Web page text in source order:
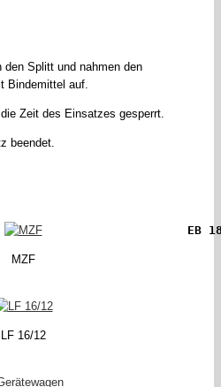
Splitt und nahmen den
Bindemittel auf.
Zeit des Einsatzes gesperrt.
beendet.
MZF
LF 16/12
EB